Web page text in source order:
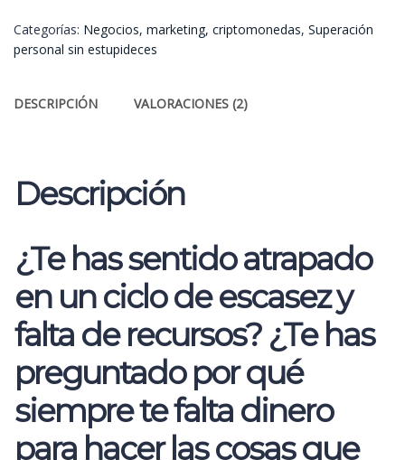
Categorías: Negocios, marketing, criptomonedas, Superación
personal sin estupideces
DESCRIPCIÓN VALORACIONES (2)
Descripción
¿Te has sentido atrapado
en un ciclo de escasez y
falta de recursos? ¿Te has
preguntado por qué
siempre te falta dinero
para hacer las cosas que